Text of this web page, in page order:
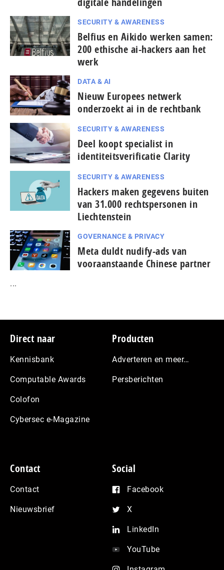
SECURITY & AWARENESS
Belfius en Aikido werken samen:
200 ethische ai-hackers aan het
werk
DATA & AI
Nieuw Europees netwerk
onderzoekt ai in de rechtbank
SECURITY & AWARENESS
Deel koopt specialist in
identiteitsverificatie Clarity
SECURITY & AWARENESS
Hackers maken gegevens buiten
van 31.000 rechtspersonen in
Liechtenstein
GOVERNANCE & PRIVACY
Meta duldt nudify-ads van
vooraanstaande Chinese partner
...
Footer
Direct naar
Kennisbank
Computable Awards
Colofon
Cybersec e-Magazine
Producten
Adverteren en meer…
Persberichten
Contact
Contact
Nieuwsbrief
Social
Facebook
X
LinkedIn
YouTube